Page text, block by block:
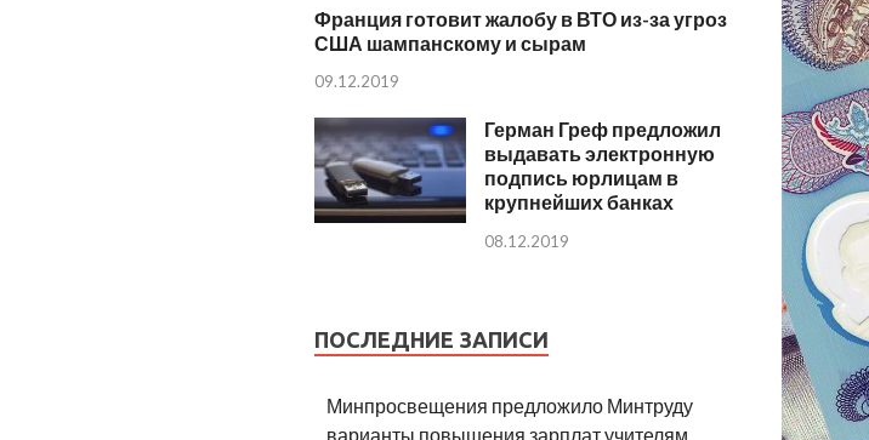
Франция готовит жалобу в ВТО из-за угроз
США шампанскому и сырам
09.12.2019
Герман Греф предложил
выдавать электронную
подпись юрлицам в
крупнейших банках
08.12.2019
ПОСЛЕДНИЕ ЗАПИСИ
Минпросвещения предложило Минтруду
варианты повышения зарплат учителям